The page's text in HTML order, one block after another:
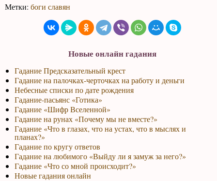
Метки:боги славян
Новые онлайн гадания
Гадание Предсказательный крест
Гадание на палочках-черточках на работу и деньги
Небесные списки по дате рождения
Гадание-пасьянс «Готика»
Гадание «Шифр Вселенной»
Гадание на рунах «Почему мы не вместе?»
Гадание «Что в глазах, что на устах, что в мыслях и
планах?»
Гадание по кругу ответов
Гадание на любимого «Выйду ли я замуж за него?»
Гадание «Что со мной происходит?»
Новые гадания онлайн